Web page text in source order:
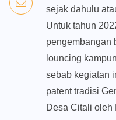
sejak dahulu
Untuk tahun
pengembangan
louncing
sebab kegiatan
patent tradisi
Desa Citali oleh